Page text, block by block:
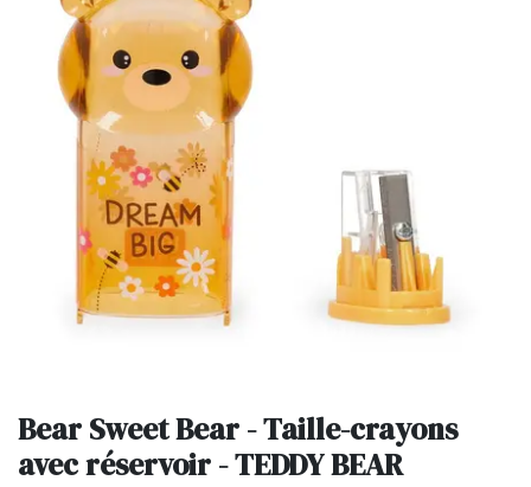
Bear Sweet Bear - Taille-crayons
avec réservoir - TEDDY BEAR